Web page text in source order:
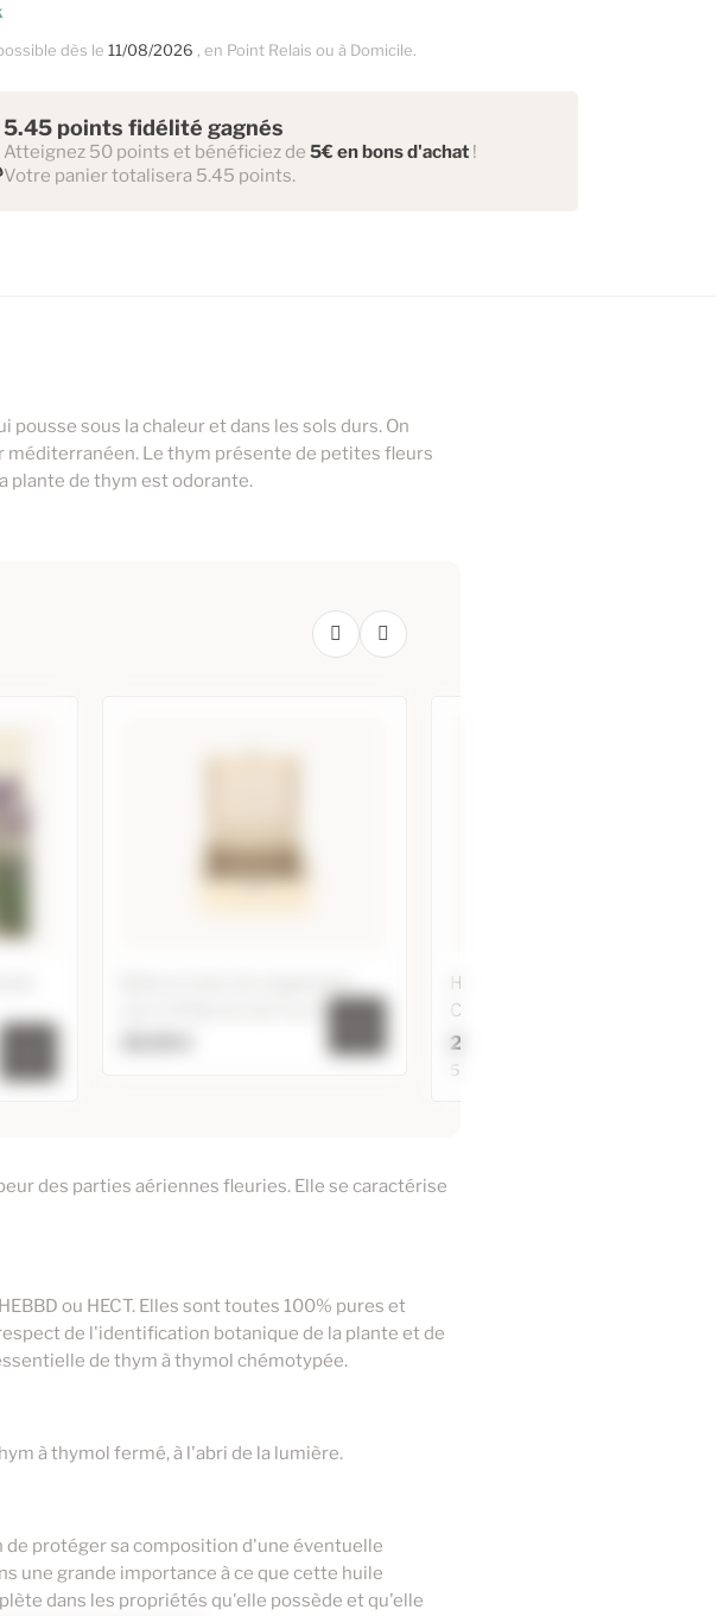
dès le 11/08/2026 , en Point Relais ou à Domicile.
5.45 points fidélité gagnés
Atteignez 50 points et bénéficiez de 5€ en bons d'achat !
Votre panier totalisera 5.45 points.
sous la chaleur et dans les sols durs. On
méditerranéen. Le thym présente de petites fleurs
plante de thym est odorante.
€
Boite en bois de rangement
pour 12 flacons de 5 ou 10ml
Huile Essentielle BIO de
Cannelle de Chine
2,40 €
5ml / 10ml / 20ml
des parties aériennes fleuries. Elle se caractérise
ou HECT. Elles sont toutes 100% pures et
de l'identification botanique de la plante et de
de thym à thymol chémotypée.
à thymol fermé, à l'abri de la lumière.
protéger sa composition d'une éventuelle
une grande importance à ce que cette huile
dans les propriétés qu'elle possède et qu'elle